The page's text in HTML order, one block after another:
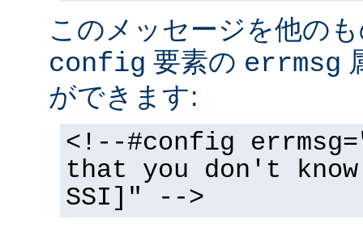
このメッセージを他の
config 要素の errmsg
ができます:
<!--#config
that you don't
SSI]" -->